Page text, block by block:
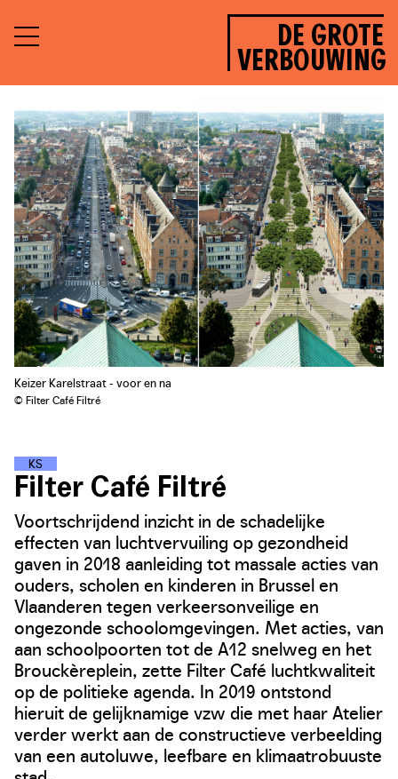
DE GROTE
VERBOUWING
Keizer Karelstraat - voor en na
© Filter Café Filtré
KL
IM
A
A
T
S
Filter Café Filtré
Voortschrijdend inzicht in de schadelijke
effecten van luchtvervuiling op gezondheid
gaven in 2018 aanleiding tot massale acties van
ouders, scholen en kinderen in Brussel en
Vlaanderen tegen verkeersonveilige en
ongezonde schoolomgevingen. Met acties, van
aan schoolpoorten tot de A12 snelweg en het
Brouckèreplein, zette Filter Café luchtkwaliteit
op de politieke agenda. In 2019 ontstond
hieruit de gelijknamige vzw die met haar Atelier
verder werkt aan de constructieve verbeelding
van een autoluwe, leefbare en klimaatrobuuste